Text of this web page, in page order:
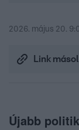
2026. május 20.
Link
Újabb